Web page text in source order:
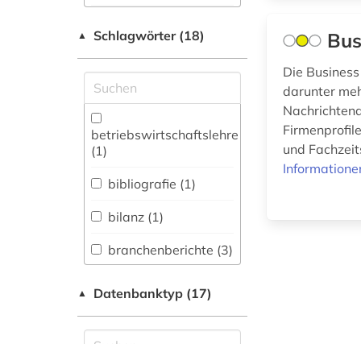
fachübergreifende
Allgemeine und
vergleichende Sprach-
und
Literaturwissenschaft.
Indogermanistik.
Sprachen und
Literaturen (0)
Anglistik.
Amerikanistik (0)
▲ Schlagwörter (18)
betriebswirtschaftslehre
(1)
bibliografie (1)
bilanz (1)
branchenberichte (3)
transkripte (1)
führungskraft (1)
▲ Datenbanktyp (17)
Die
darunter
und